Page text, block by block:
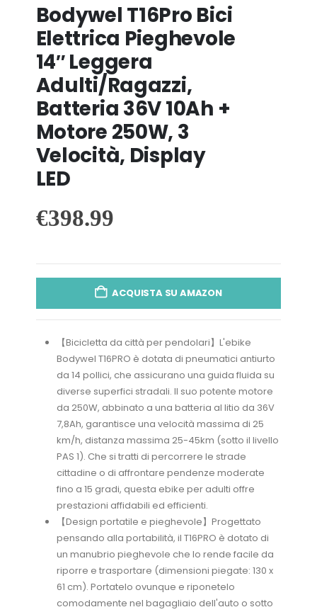
Bodywel T16Pro Bici
Elettrica Pieghevole
14″ Leggera
Adulti/Ragazzi,
Batteria 36V 10Ah +
Motore 250W, 3
Velocità, Display
LED
€398.99
ACQUISTA SU AMAZON
【Bicicletta da città per pendolari】L'ebike
Bodywel T16PRO è dotata di pneumatici antiurto
da 14 pollici, che assicurano una guida fluida su
diverse superfici stradali. Il suo potente motore
da 250W, abbinato a una batteria al litio da 36V
7,8Ah, garantisce una velocità massima di 25
km/h, distanza massima 25-45km (sotto il livello
PAS 1). Che si tratti di percorrere le strade
cittadine o di affrontare pendenze moderate
fino a 15 gradi, questa ebike per adulti offre
prestazioni affidabili ed efficienti.
【Design portatile e pieghevole】Progettato
pensando alla portabilità, il T16PRO è dotato di
un manubrio pieghevole che lo rende facile da
riporre e trasportare (dimensioni piegate: 130 x
61 cm). Portatelo ovunque e riponetelo
comodamente nel bagagliaio dell'auto o sotto